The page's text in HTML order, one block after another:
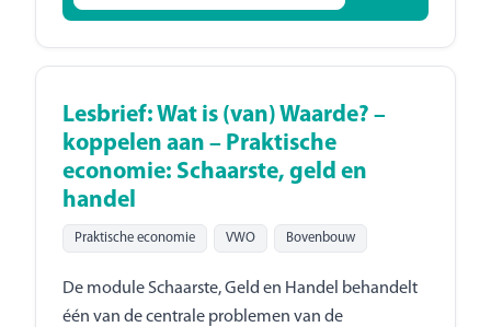
Lesbrief: Wat is (van) Waarde? –
koppelen aan – Praktische
economie: Schaarste, geld en
handel
Praktische economie VWO Bovenbouw
De module Schaarste, Geld en Handel behandelt
één van de centrale problemen van de